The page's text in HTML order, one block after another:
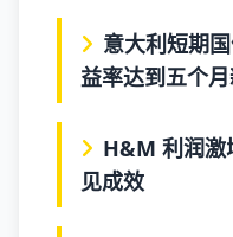
意大利短期
益率达到五个
H&M 利润激
见成效